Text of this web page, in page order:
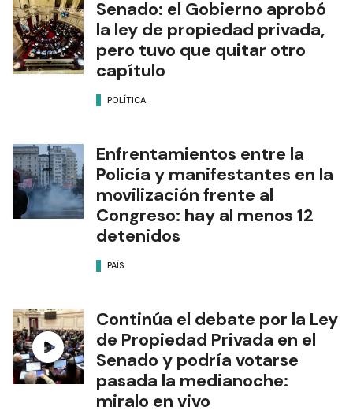
Senado: el Gobierno aprobó
la ley de propiedad privada,
pero tuvo que quitar otro
capítulo
POLÍTICA
Enfrentamientos entre la
Policía y manifestantes en la
movilización frente al
Congreso: hay al menos 12
detenidos
PAÍS
Continúa el debate por la Ley
de Propiedad Privada en el
Senado y podría votarse
pasada la medianoche:
miralo en vivo